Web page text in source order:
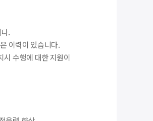
.
이력이 있습니다.
시 수행에 대한 지원이